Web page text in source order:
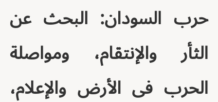
حرب السودان: البحث عن
الثأر والإنتقام، ومواصلة
الحرب فى الأرض والإعلام،